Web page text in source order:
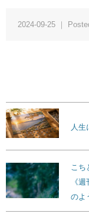
2024-09-25 ｜
人生
こ
《
のよ